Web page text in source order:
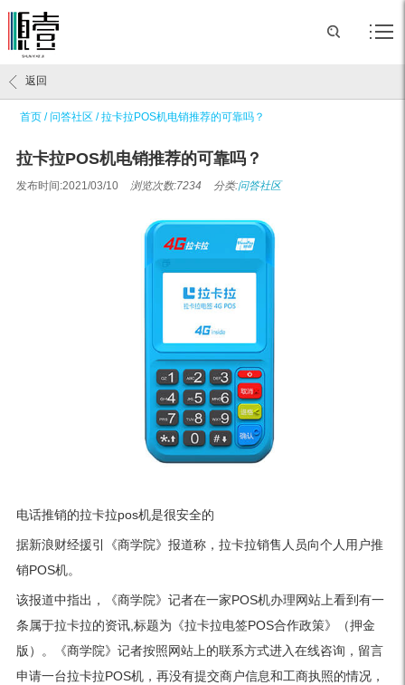
首页 /问答社区 /拉卡拉POS机电销推荐的可靠吗？
返回
拉卡拉POS机电销推荐的可靠吗？
发布时间:2021/03/10 浏览次数:7234 分类:问答社区
电话推销的拉卡拉pos机是很安全的
据新浪财经援引《商学院》报道称，拉卡拉销售人员向个人用户推
销POS机。
该报道中指出，《商学院》记者在一家POS机办理网站上看到有一
条属于拉卡拉的资讯,标题为《拉卡拉电签POS合作政策》（押金
版）。《商学院》记者按照网站上的联系方式进入在线咨询，留言
申请一台拉卡拉POS机，再没有提交商户信息和工商执照的情况，